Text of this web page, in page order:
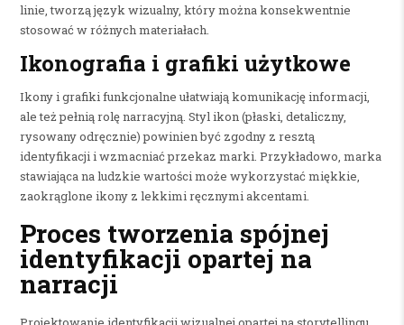
linie, tworzą język wizualny, który można konsekwentnie
stosować w różnych materiałach.
Ikonografia i grafiki użytkowe
Ikony i grafiki funkcjonalne ułatwiają komunikację informacji,
ale też pełnią rolę narracyjną. Styl ikon (płaski, detaliczny,
rysowany odręcznie) powinien być zgodny z resztą
identyfikacji i wzmacniać przekaz marki. Przykładowo, marka
stawiająca na ludzkie wartości może wykorzystać miękkie,
zaokrąglone ikony z lekkimi ręcznymi akcentami.
Proces tworzenia spójnej
identyfikacji opartej na
narracji